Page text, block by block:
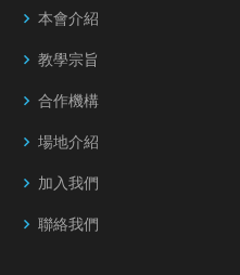
本會介紹
教學宗旨
合作機構
場地介紹
加入我們
聯絡我們